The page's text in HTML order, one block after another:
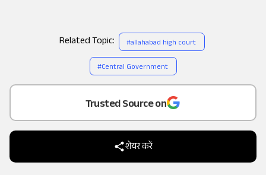
Add
as a
Trusted Source on
शेयर करें
Related Topic: #allahabad high court
#Central Government